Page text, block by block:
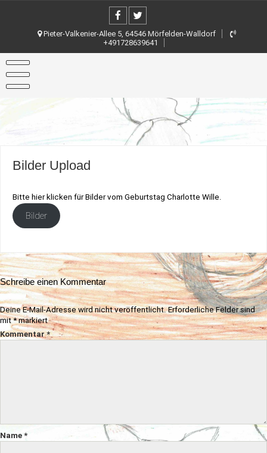
Pieter-Valkenier-Allee 5, 64546 Mörfelden-Walldorf
+491728639641
Bilder Upload
Bitte hier klicken für Bilder vom Geburtstag Charlotte Wille.
Bilder
Schreibe einen Kommentar
Deine E-Mail-Adresse wird nicht veröffentlicht. Erforderliche Felder sind
mit*markiert
Kommentar*
Name *